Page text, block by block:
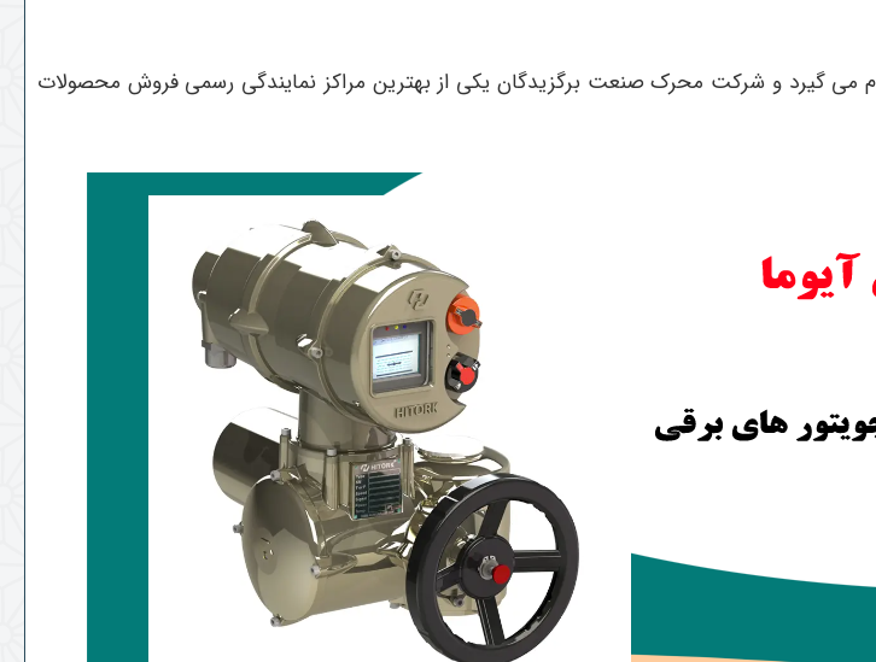
می گیرد و شرکت محرک صنعت برگزیدگان یکی از بهترین مراکز نمایندگی رسمی فروش محصولات